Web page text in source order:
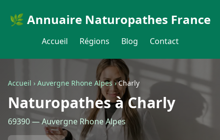
🌿 Annuaire Naturopathes France
Accueil Régions Blog Contact
Accueil › Auvergne Rhone Alpes›Charly
Naturopathes à Charly
69390 — Auvergne Rhone Alpes